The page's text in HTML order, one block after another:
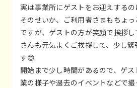
実は事業所にゲストをお迎えするの
そのせいか、ご利用者さまもちょっ
ですが、ゲストの方が笑顔で挨拶
さんも元気よくご挨拶して、少し
す😊
開始まで少し時間があるので、ゲ
業の様子や過去のイベントなどで